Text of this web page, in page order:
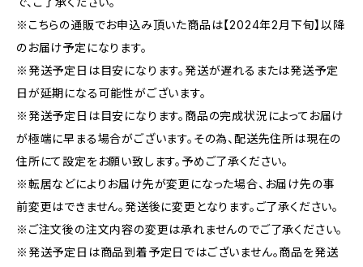
※こちらの通販でお申込み頂いた商品は【2024年2月下旬】以降
のお届け予定になります。
※発送予定日は目安になります。発送が遅れるまたは発送予定
日が延期になる可能性がございます。
※発送予定日は目安になります。商品の完成状況によってお届け
が極端に早まる場合がございます。その為、配送先住所は現在の
住所にて設定をお願い致します。予めご了承ください。
※転居などによりお届け先が変更になった場合、お届け先の事
前変更はできません。発送後に変更となります。ご了承ください。
※ご注文後の注文内容の変更は承れませんのでご了承ください。
※発送予定日は商品到着予定日ではございません。商品を発送